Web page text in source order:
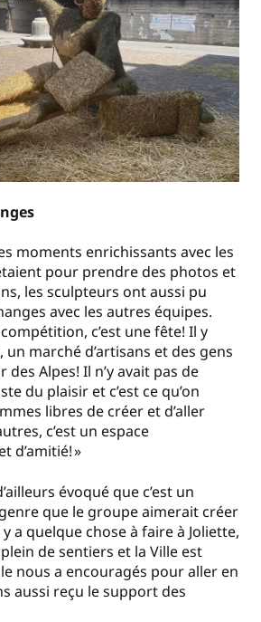
moments enrichissants avec les
pour prendre des photos et
les sculpteurs ont aussi pu
avec les autres équipes.
compétition, c’est une fête! Il y
marché d’artisans et des gens
Alpes! Il n’y avait pas de
du plaisir et c’est ce qu’on
libres de créer et d’aller
c’est un espace
d’amitié! »
évoqué que c’est un
que le groupe aimerait créer
a quelque chose à faire à Joliette,
plein de sentiers et la Ville est
nous a encouragés pour aller en
aussi reçu le support des